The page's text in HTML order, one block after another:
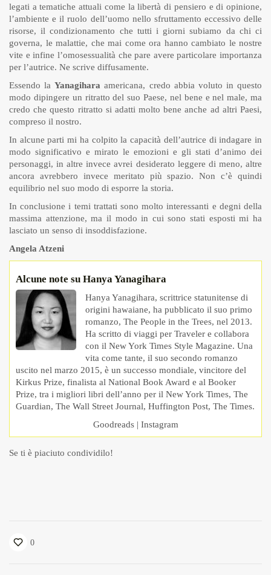
legati a tematiche attuali come la libertà di pensiero e di opinione,
l’ambiente e il ruolo dell’uomo nello sfruttamento eccessivo delle
risorse, il condizionamento che tutti i giorni subiamo da chi ci
governa, le malattie, che mai come ora hanno cambiato le nostre
vite e infine l’omosessualità che pare avere particolare importanza
per l’autrice. Ne scrive diffusamente.
Essendo laYanagihara americana, credo abbia voluto in questo
modo dipingere un ritratto del suo Paese, nel bene e nel male, ma
credo che questo ritratto si adatti molto bene anche ad altri Paesi,
compreso il nostro.
In alcune parti mi ha colpito la capacità dell’autrice di indagare in
modo significativo e mirato le emozioni e gli stati d’animo dei
personaggi, in altre invece avrei desiderato leggere di meno, altre
ancora avrebbero invece meritato più spazio. Non c’è quindi
equilibrio nel suo modo di esporre la storia.
In conclusione i temi trattati sono molto interessanti e degni della
massima attenzione, ma il modo in cui sono stati esposti mi ha
lasciato un senso di insoddisfazione.
Angela Atzeni
Alcune note su Hanya Yanagihara
Hanya Yanagihara, scrittrice statunitense di
origini hawaiane, ha pubblicato il suo primo
romanzo, The People in the Trees, nel 2013.
Ha scritto di viaggi per Traveler e collabora
con il New York Times Style Magazine. Una
vita come tante, il suo secondo romanzo
uscito nel marzo 2015, è un successo mondiale, vincitore del
Kirkus Prize, finalista al National Book Award e al Booker
Prize, tra i migliori libri dell’anno per il New York Times, The
Guardian, The Wall Street Journal, Huffington Post, The Times.
Goodreads| Instagram
Se ti è piaciuto condividilo!
0